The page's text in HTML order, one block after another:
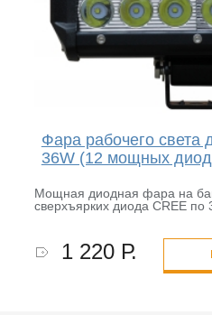
Фара рабочего света
36W (12 мощных
Мощная диодная фара на
сверхъярких диода CREE по
1 220 Р.